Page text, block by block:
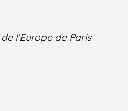
l’Europe de Paris